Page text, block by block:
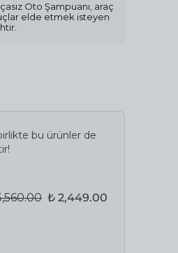
Oto Şampuanı, araç
elde etmek isteyen
bu ürünler de
₺ 2,449.00